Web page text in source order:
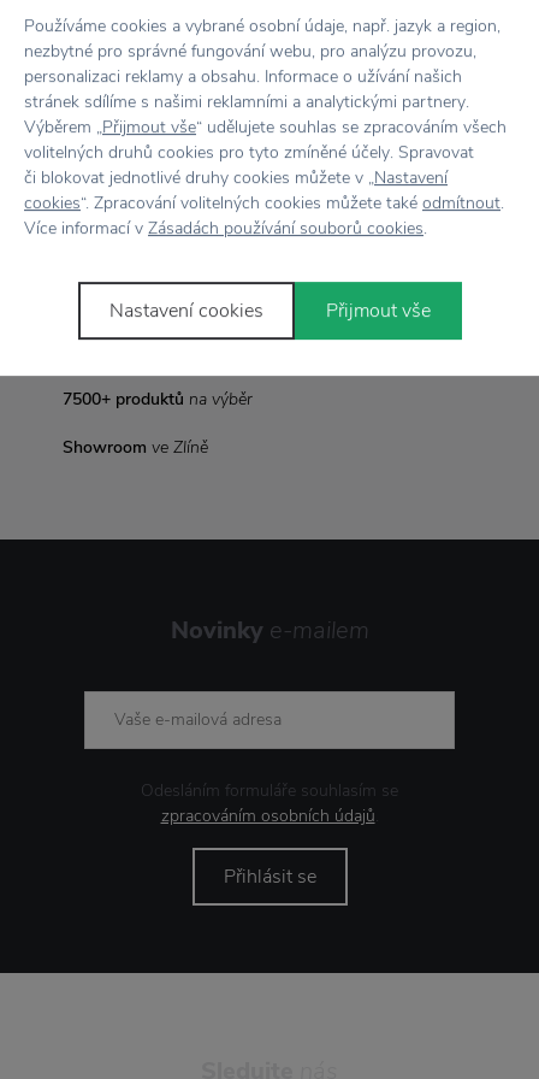
Doprava zdarmanad 2 000 Kč
7500+ produktů na výběr
Showroom ve Zlíně
Materiál Polykarbonát /
Rozměr Ø 50 cm x V: 41
Žárovka 1 x E27/E26 - max 15W LED (není součástí
Novinky e-mailem
Odesláním formuláře souhlasím se
zpracováním osobních údajů.
Přihlásit se
Používáme cookies a vybrané osobní údaje, např. jazyk a region,
nezbytné pro správné fungování webu, pro analýzu provozu,
personalizaci reklamy a obsahu. Informace o užívání našich
stránek sdílíme s našimi reklamními a analytickými partnery.
Výběrem „Přijmout vše“ udělujete souhlas se zpracováním všech
volitelných druhů cookies pro tyto zmíněné účely. Spravovat
či blokovat jednotlivé druhy cookies můžete v „Nastavení
cookies“. Zpracování volitelných cookies můžete také odmítnout.
Více informací v Zásadách používání souborů cookies.
Nastavení cookies Přijmout vše